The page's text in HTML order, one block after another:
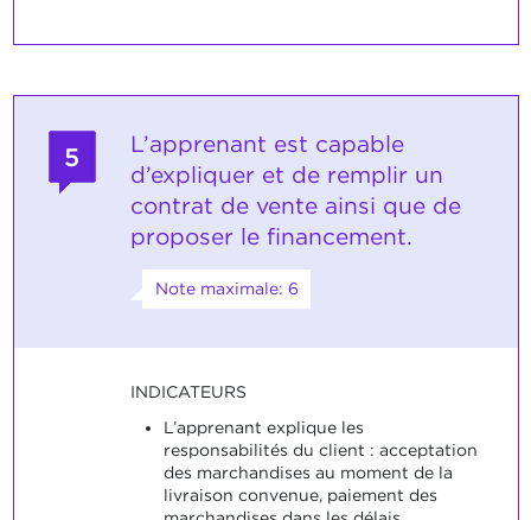
5
L’apprenant est capable
d’expliquer et de remplir un
contrat de vente ainsi que de
proposer le financement.
Note maximale: 6
INDICATEURS
L’apprenant explique les
responsabilités du client : acceptation
des marchandises au moment de la
livraison convenue, paiement des